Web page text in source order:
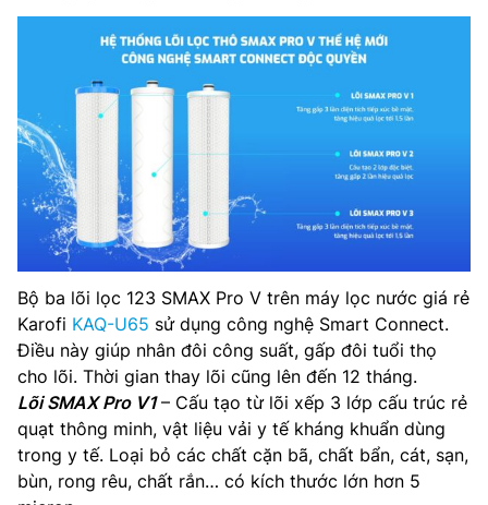
Bộ ba lõi lọc 123 SMAX Pro V trên máy lọc nước giá rẻ
Karofi KAQ-U65 sử dụng công nghệ Smart Connect.
Điều này giúp nhân đôi công suất, gấp đôi tuổi thọ
cho lõi. Thời gian thay lõi cũng lên đến 12 tháng.
Lõi SMAX Pro V1– Cấu tạo từ lõi xếp 3 lớp cấu trúc rẻ
quạt thông minh, vật liệu vải y tế kháng khuẩn dùng
trong y tế. Loại bỏ các chất cặn bã, chất bẩn, cát, sạn,
bùn, rong rêu, chất rắn… có kích thước lớn hơn 5